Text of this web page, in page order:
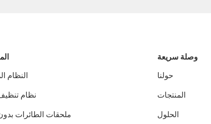
وصلة سريعة
حولنا
المنتجات
الحلول
النظام
نظام
ملحقات الطائرات